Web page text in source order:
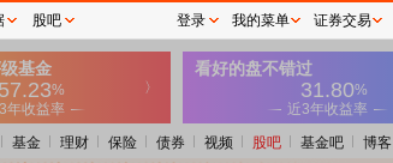
基金 理财 保险 债券 视频 股吧 基金吧 博客
股吧 登录 我的菜单 证券交易